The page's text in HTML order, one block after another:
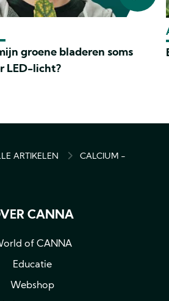
groene bladeren soms
LED-licht?
ARTIKELEN
CALCIUM -
CANNA
of CANNA
Educatie
Webshop